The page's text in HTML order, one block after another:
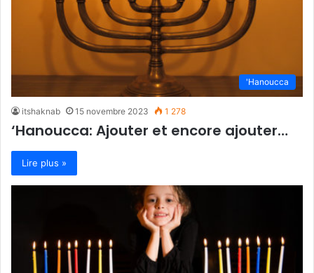
'Hanoucca
itshaknab 15 novembre 2023 1 278
‘Hanoucca: Ajouter et encore ajouter…
Lire plus »